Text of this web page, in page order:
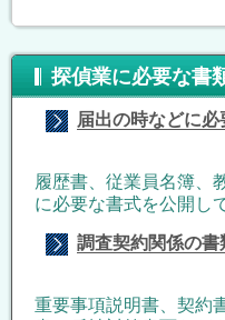
探偵業に必要な書
届出の時などに必
履歴書、従業員名簿、
に必要な書式を公開し
調査契約関係の書
重要事項説明書、契約